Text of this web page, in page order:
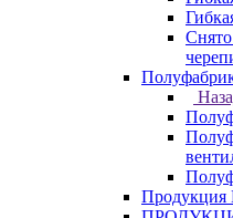
Продукция